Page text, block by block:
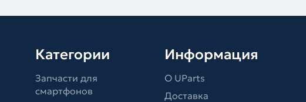
Категории
Запчасти для
смартфонов
Информация
О UParts
Доставка